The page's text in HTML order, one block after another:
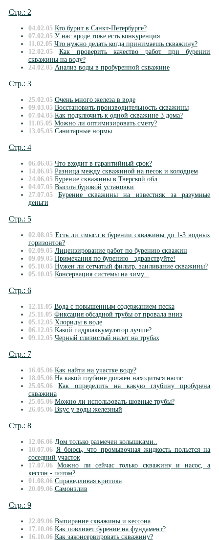
Стр.: 2
04.02.05 Кто бурит в Санкт-Петербурге?
07.02.05 У нас вроде тоже есть конкуренция
11.02.05 Что нужно делать когда принимаешь скважину?
12.02.05
Как проверить качество работ при бурении
скважины на воду?
24.02.05 Анализ воды в пробуренной скважине
Стр.: 3
25.02.05 Очень много железа в воде
09.03.05 Восстановить производительность скважины
07.04.05 Как подключить к одной скважине 3 дома?
11.05.05 Можно ли оптимизировать смету?
13.05.05 Санитарные нормы
Стр.: 4
06.06.05 Что входит в гарантийный срок?
14.06.05 Разница между скважиной на песок и колодцем
24.06.05 Бурение скважины в Тверской обл.
04.07.05 Высота буровой установки
27.07.05
Бурение скважины на известняк за разумные
деньги
Стр.: 5
02.08.05 Есть ли смысл в бурении скважины до 1-3 водных
горизонтов?
02.09.05 Лицензирование работ по бурению скважин
09.09.05 Примечания по бурению - здравствуйте!
05.10.05 Нужен ли сетчатый фильтр, заиливание скважины?
05.10.05 Консервация системы на зиму...
Стр.: 6
12.11.05 Вода с повышенным содержанием песка
25.11.05 Фиксация обсадной трубы от провала вниз
05.12.05 Хлориды в воде
06.12.05 Какой гидроаккумулятор лучше?
09.12.05 Черный слизистый налет на трубах
Стр.: 7
16.05.06 Как найти на участке воду?
18.05.06 На какой глубине должен находиться насос
25.05.06
Как определить на какую глубину пробурена
скважина
25.05.06 Можно ли использовать шовные трубы?
26.05.06 Вкус у воды железный
Стр.: 8
12.06.06 Дом только размечен колышками..
10.07.06 Я боюсь, что промывочная жидкость польется на
соседний участок
17.07.06
Можно ли сейчас только скважину и насос, а
кессон - потом?
01.08.06 Справедливая критика
20.09.06 Самоизлив
Стр.: 9
22.09.06 Выпирание скважины и кессона
17.10.06 Как повлияет бурение на фундамент?
16.10.06 Как законсервировать скважину?